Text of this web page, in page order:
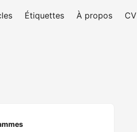
Étiquettes À propos CV